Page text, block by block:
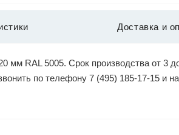
Доставка и
мм RAL 5005. Срок производства от 3
по телефону 7 (495) 185-17-15